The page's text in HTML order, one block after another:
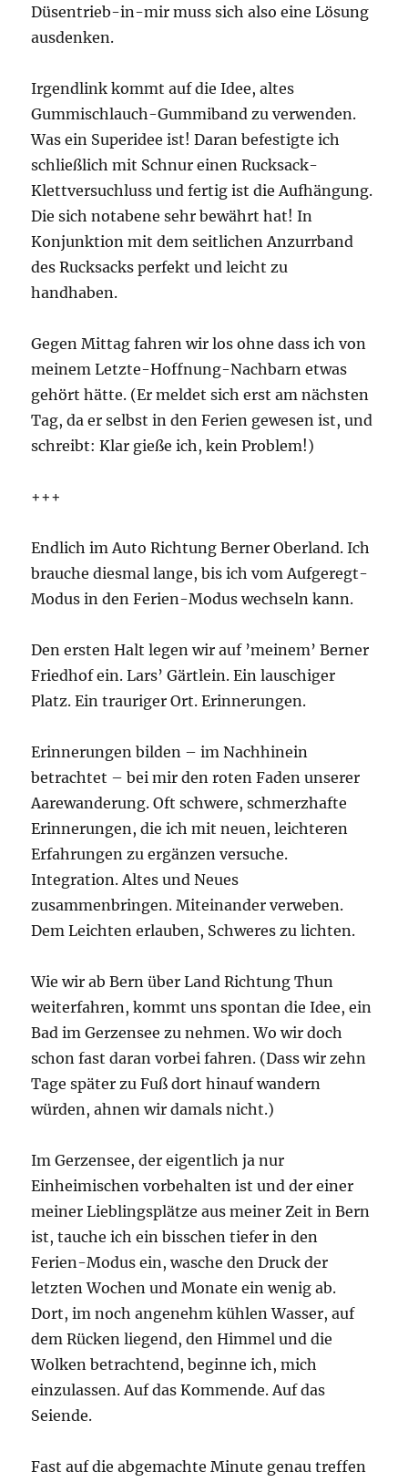
Düsentrieb-in-mir muss sich also eine Lösung
ausdenken.
Irgendlink kommt auf die Idee, altes
Gummischlauch-Gummiband zu verwenden.
Was ein Superidee ist! Daran befestigte ich
schließlich mit Schnur einen Rucksack-
Klettversuchluss und fertig ist die Aufhängung.
Die sich notabene sehr bewährt hat! In
Konjunktion mit dem seitlichen Anzurrband
des Rucksacks perfekt und leicht zu
handhaben.
Gegen Mittag fahren wir los ohne dass ich von
meinem Letzte-Hoffnung-Nachbarn etwas
gehört hätte. (Er meldet sich erst am nächsten
Tag, da er selbst in den Ferien gewesen ist, und
schreibt: Klar gieße ich, kein Problem!)
+++
Endlich im Auto Richtung Berner Oberland. Ich
brauche diesmal lange, bis ich vom Aufgeregt-
Modus in den Ferien-Modus wechseln kann.
Den ersten Halt legen wir auf ’meinem’ Berner
Friedhof ein. Lars’ Gärtlein. Ein lauschiger
Platz. Ein trauriger Ort. Erinnerungen.
Erinnerungen bilden – im Nachhinein
betrachtet – bei mir den roten Faden unserer
Aarewanderung. Oft schwere, schmerzhafte
Erinnerungen, die ich mit neuen, leichteren
Erfahrungen zu ergänzen versuche.
Integration. Altes und Neues
zusammenbringen. Miteinander verweben.
Dem Leichten erlauben, Schweres zu lichten.
Wie wir ab Bern über Land Richtung Thun
weiterfahren, kommt uns spontan die Idee, ein
Bad im Gerzensee zu nehmen. Wo wir doch
schon fast daran vorbei fahren. (Dass wir zehn
Tage später zu Fuß dort hinauf wandern
würden, ahnen wir damals nicht.)
Im Gerzensee, der eigentlich ja nur
Einheimischen vorbehalten ist und der einer
meiner Lieblingsplätze aus meiner Zeit in Bern
ist, tauche ich ein bisschen tiefer in den
Ferien-Modus ein, wasche den Druck der
letzten Wochen und Monate ein wenig ab.
Dort, im noch angenehm kühlen Wasser, auf
dem Rücken liegend, den Himmel und die
Wolken betrachtend, beginne ich, mich
einzulassen. Auf das Kommende. Auf das
Seiende.
Fast auf die abgemachte Minute genau treffen